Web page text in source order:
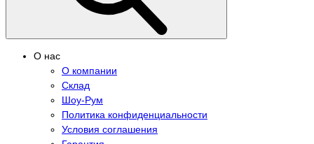
О нас
О компании
Склад
Шоу-Рум
Политика конфиденциальности
Условия соглашения